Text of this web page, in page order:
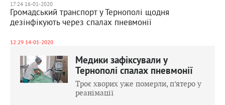
17:24 16-01-2020
Громадський транспорт у Тернополі щодня
дезінфікують через спалах пневмонії
12:29 14-01-2020
Медики зафіксували у
Тернополі спалах пневмонії
Троє хворих уже померли, п’ятеро у
реанімації